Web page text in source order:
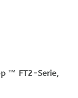
™ FT2-Serie,